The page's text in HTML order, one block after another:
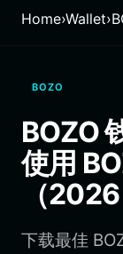
Italiano
繁體中文
Português
Bahasa Indonesia
ภาษาไทย
Português (Brasil)
Home›Wallet›
BOZO
BOZO
使用
（
下载最佳